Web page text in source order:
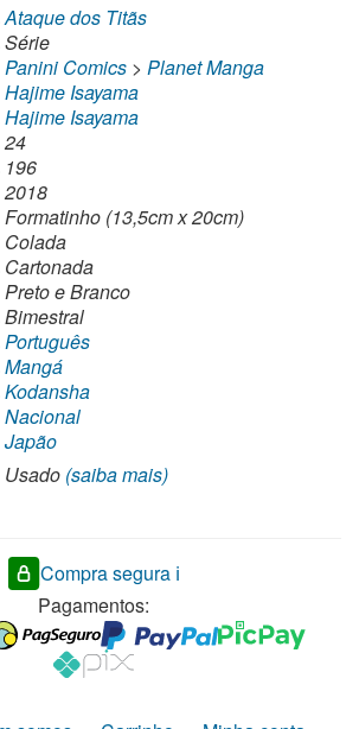
Ataque dos Titãs
Série
Panini Comics > Planet Manga
Hajime Isayama
Hajime Isayama
24
196
2018
Formatinho (13,5cm x 20cm)
Colada
Cartonada
Preto e Branco
Bimestral
Português
Mangá
Kodansha
Nacional
Japão
Usado (saiba mais)
Compra segura ℹ️
Pagamentos: